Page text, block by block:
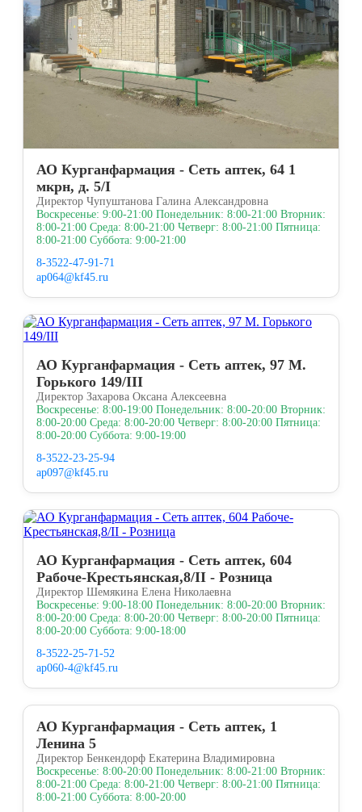
АО Курганфармация - Сеть аптек, 64 1
мкрн, д. 5/I
Директор Чупуштанова Галина Александровна
Воскресенье: 9:00-21:00 Понедельник: 8:00-21:00 Вторник:
8:00-21:00 Среда: 8:00-21:00 Четверг: 8:00-21:00 Пятница:
8:00-21:00 Суббота: 9:00-21:00
8-3522-47-91-71
ap064@kf45.ru
АО Курганфармация - Сеть аптек, 97 М.
Горького 149/III
Директор Захарова Оксана Алексеевна
Воскресенье: 8:00-19:00 Понедельник: 8:00-20:00 Вторник:
8:00-20:00 Среда: 8:00-20:00 Четверг: 8:00-20:00 Пятница:
8:00-20:00 Суббота: 9:00-19:00
8-3522-23-25-94
ap097@kf45.ru
АО Курганфармация - Сеть аптек, 604
Рабоче-Крестьянская,8/II - Розница
Директор Шемякина Елена Николаевна
Воскресенье: 9:00-18:00 Понедельник: 8:00-20:00 Вторник:
8:00-20:00 Среда: 8:00-20:00 Четверг: 8:00-20:00 Пятница:
8:00-20:00 Суббота: 9:00-18:00
8-3522-25-71-52
ap060-4@kf45.ru
АО Курганфармация - Сеть аптек, 1
Ленина 5
Директор Бенкендорф Екатерина Владимировна
Воскресенье: 8:00-20:00 Понедельник: 8:00-21:00 Вторник:
8:00-21:00 Среда: 8:00-21:00 Четверг: 8:00-21:00 Пятница:
8:00-21:00 Суббота: 8:00-20:00